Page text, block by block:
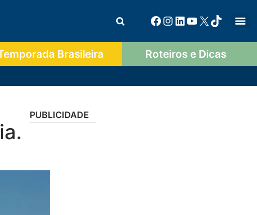
Brasileira Roteiros e Dicas
PUBLICIDADE